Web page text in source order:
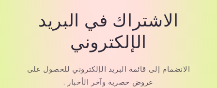
الاشتراك في البريد
الإلكتروني
الانضمام إلى قائمة البريد الإلكتروني للحصول على
عروض حصرية وآخر الأخبار .